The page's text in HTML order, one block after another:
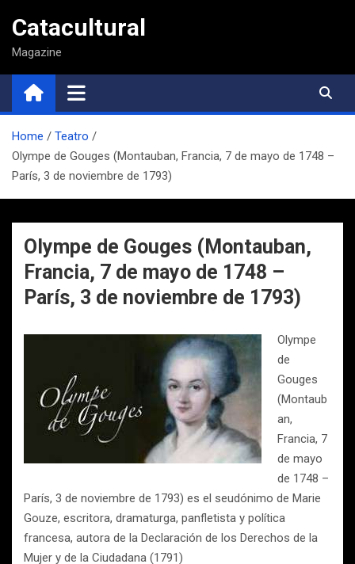
contenido
Catacultural
Magazine
Home
Teatro
Olympe de Gouges (Montauban, Francia, 7 de mayo de 1748 –
París, 3 de noviembre de 1793)
Olympe de Gouges (Montauban,
Francia, 7 de mayo de 1748 –
París, 3 de noviembre de 1793)
Olympe
de
Gouges
(Montaub
an,
Francia, 7
de mayo
de 1748 –
París, 3 de noviembre de 1793) es el seudónimo de Marie
Gouze, escritora, dramaturga, panfletista y política
francesa, autora de la Declaración de los Derechos de la
Mujer y de la Ciudadana (1791)